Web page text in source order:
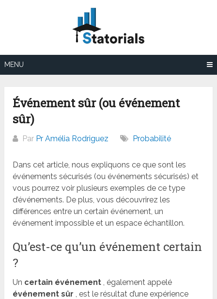
MENU
Événement sûr (ou événement
sûr)
Par Pr Amélia Rodriguez Probabilité
Dans cet article, nous expliquons ce que sont les
événements sécurisés (ou événements sécurisés) et
vous pourrez voir plusieurs exemples de ce type
d’événements. De plus, vous découvrirez les
différences entre un certain événement, un
événement impossible et un espace échantillon.
Qu’est-ce qu’un événement certain
?
Un certain événement , également appelé
événement sûr , est le résultat d’une expérience